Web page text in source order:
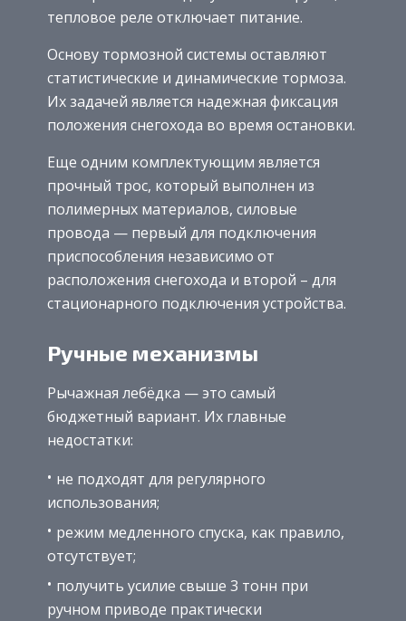
тепловое реле отключает питание.
Основу тормозной системы оставляют
статистические и динамические тормоза.
Их задачей является надежная фиксация
положения снегохода во время остановки.
Еще одним комплектующим является
прочный трос, который выполнен из
полимерных материалов, силовые
провода — первый для подключения
приспособления независимо от
расположения снегохода и второй – для
стационарного подключения устройства.
Ручные механизмы
Рычажная лебёдка — это самый
бюджетный вариант. Их главные
недостатки:
не подходят для регулярного
использования;
режим медленного спуска, как правило,
отсутствует;
получить усилие свыше 3 тонн при
ручном приводе практически